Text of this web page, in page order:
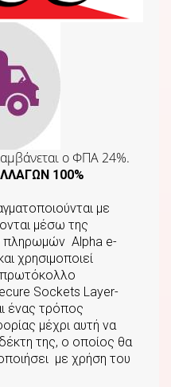
o ΦΠΑ 24%.
100%
με
μέσω της
πληρωμών Αlpha e-
χρησιμοποιεί
πρωτόκολλο
Sockets Layer-
ένας τρόπος
μέχρι αυτή να
της, ο οποίος θα
με χρήση του